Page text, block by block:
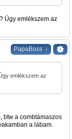
Úgy emlékszem az
PapaBoss ↓
emlékszem az
btw a combtámaszos
a lábam.